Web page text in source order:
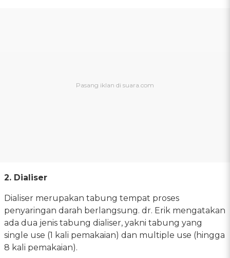
2. Dialiser
Dialiser merupakan tabung tempat proses
penyaringan darah berlangsung. dr. Erik mengatakan
ada dua jenis tabung dialiser, yakni tabung yang
single use (1 kali pemakaian) dan multiple use (hingga
8 kali pemakaian).